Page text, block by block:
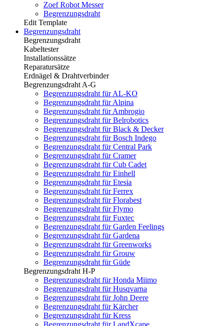
Zoef Robot Messer
Begrenzungsdraht
Edit Template
Begrenzungsdraht
Begrenzungsdraht
Kabeltester
Installationssätze
Reparatursätze
Erdnägel & Drahtverbinder
Begrenzungsdraht A-G
Begrenzungsdraht für AL-KO
Begrenzungsdraht für Alpina
Begrenzungsdraht für Ambrogio
Begrenzungsdraht für Belrobotics
Begrenzungsdraht für Black & Decker
Begrenzungsdraht für Bosch Indego
Begrenzungsdraht für Central Park
Begrenzungsdraht für Cramer
Begrenzungsdraht für Cub Cadet
Begrenzungsdraht für Einhell
Begrenzungsdraht für Etesia
Begrenzungsdraht für Ferrex
Begrenzungsdraht für Florabest
Begrenzungsdraht für Flymo
Begrenzungsdraht für Fuxtec
Begrenzungsdraht für Garden Feelings
Begrenzungsdraht für Gardena
Begrenzungsdraht für Greenworks
Begrenzungsdraht für Grouw
Begrenzungsdraht für Güde
Begrenzungsdraht H-P
Begrenzungsdraht für Honda Miimo
Begrenzungsdraht für Husqvarna
Begrenzungsdraht für John Deere
Begrenzungsdraht für Kärcher
Begrenzungsdraht für Kress